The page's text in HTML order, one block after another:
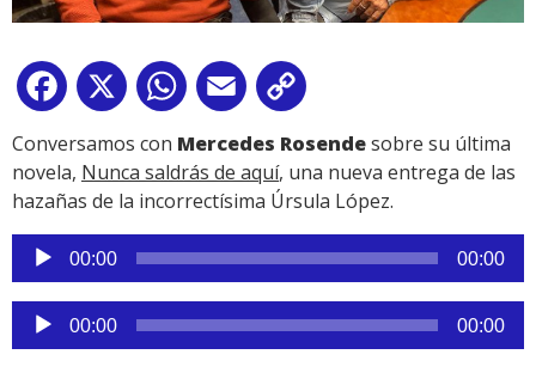
Facebook
X WhatsApp
Email
Link
Conversamos con Mercedes Rosendesobre su última
novela, Nunca saldrás de aquí, una nueva entrega de las
hazañas de la incorrectísima Úrsula López.
Reproductor
de
audio
00:00 00:00
Reproductor
de
00:00 00:00